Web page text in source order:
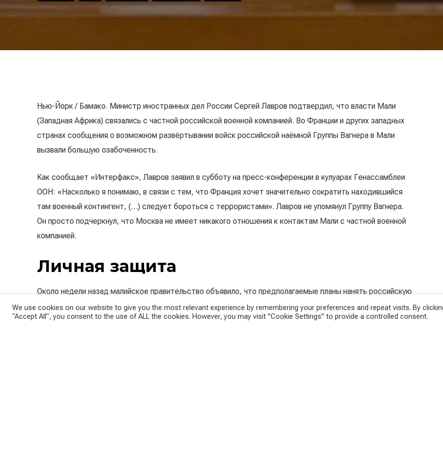
Нью-Йорк / Бамако. Министр иностранных дел России Сергей Лавров подтвердил, что власти Мали
(Западная Африка) связались с частной российской военной компанией. Во Франции и других западных
странах сообщения о возможном развёртывании войск российской наёмной Группы Вагнера в Мали
вызвали большую озабоченность.
Как сообщает «Интерфакс», Лавров заявил в субботу на пресс-конференции в кулуарах Генассамблеи
ООН: «Насколько я понимаю, в связи с тем, что Франция хочет значительно сократить находившийся
там военный контингент, (…) следует бороться с террористами». Лавров не упомянул Группу Вагнера.
Он просто подчеркнул, что Москва не имеет никакого отношения к контактам Мали с частной военной
компанией.
Личная защита
Около недели назад малийское правительство объявило, что предполагаемые планы нанять российскую
компанию Вагнера — всего лишь слухи. По информации из столицы Бамако, руководство, пришедшее к
власти в результате переворота, в первую очередь озабочено собственной личной защитой.
We use cookies on our website to give you the most relevant experience by remembering your preferences and repeat visits. By
“Accept All”, you consent to the use of ALL the cookies. However, you may visit "Cookie Settings" to provide a controlled consent.